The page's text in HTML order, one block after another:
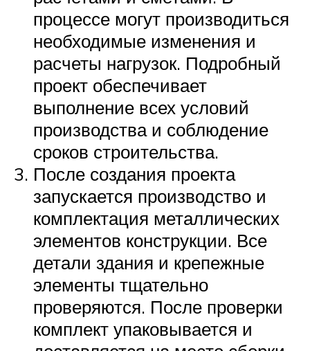
процессе могут производиться
необходимые изменения и
расчеты нагрузок. Подробный
проект обеспечивает
выполнение всех условий
производства и соблюдение
сроков строительства.
После создания проекта
запускается производство и
комплектация металлических
элементов конструкции. Все
детали здания и крепежные
элементы тщательно
проверяются. После проверки
комплект упаковывается и